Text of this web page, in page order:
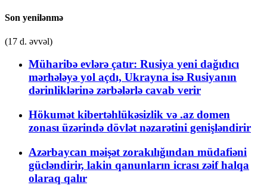
Son yenilənmə
(17 d. əvvəl)
Müharibə evlərə çatır: Rusiya yeni dağıdıcı
mərhələyə yol açdı, Ukrayna isə Rusiyanın
dərinliklərinə zərbələrlə cavab verir
Hökumət kibertəhlükəsizlik və .az domen
zonası üzərində dövlət nəzarətini genişləndirir
Azərbaycan məişət zorakılığından müdafiəni
gücləndirir, lakin qanunların icrası zəif halqa
olaraq qalır